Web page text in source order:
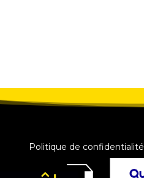
Politique de confidentialité